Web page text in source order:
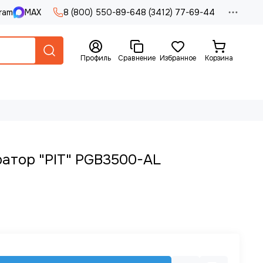
MAX 8 (800) 550-89-648 (3412) 77-69-44
Профиль Сравнение Избранное Корзина
"PIT" PGB3500-AL